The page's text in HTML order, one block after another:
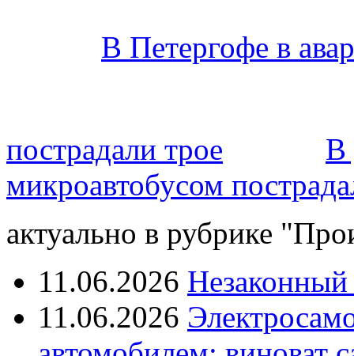
В Петергофе в
пострадали трое
В
микроавтобусом
актуально в рубрике
11.06.2026
11.06.2026